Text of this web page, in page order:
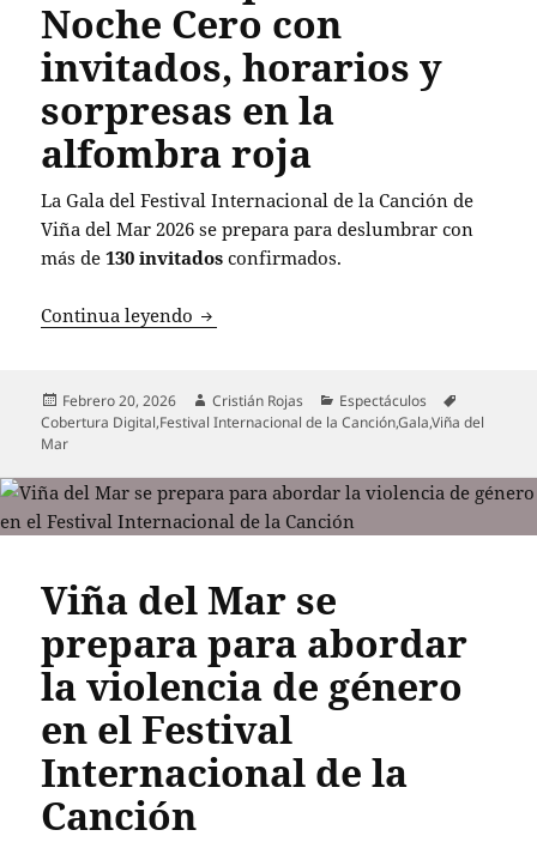
Noche Cero con
invitados, horarios y
sorpresas en la
alfombra roja
La Gala del Festival Internacional de la Canción de
Viña del Mar 2026 se prepara para deslumbrar con
más de130 invitados confirmados.
Continua leyendo Gala de Viña 2026: Todo listo para la
Publicado
el
Febrero 20, 2026 Autor
Cristián Rojas Categorías
Espectáculos
Cobertura Digital,Festival Internacional de la Canción,Gala,Viña del
Mar
Viña del Mar se
prepara para abordar
la violencia de género
en el Festival
Internacional de la
Canción